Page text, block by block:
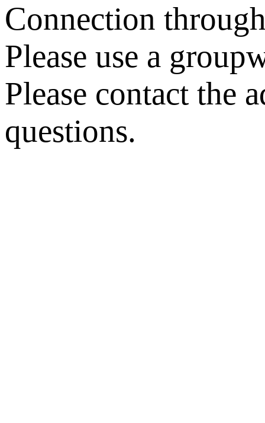
Connection
Please use a
Please contact the
questions.